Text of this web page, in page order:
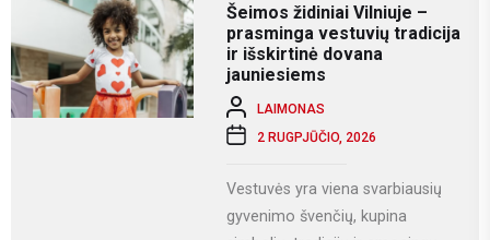
Šeimos židiniai Vilniuje –
prasminga vestuvių tradicija
ir išskirtinė dovana
jauniesiems
LAIMONAS
2 RUGPJŪČIO, 2026
Vestuvės yra viena svarbiausių
gyvenimo švenčių, kupina